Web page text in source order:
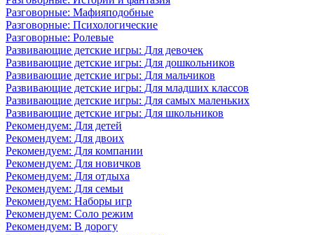
Разговорные: Мафияподобные
Разговорные: Психологические
Разговорные: Ролевые
Развивающие детские игры: Для девочек
Развивающие детские игры: Для дошкольников
Развивающие детские игры: Для мальчиков
Развивающие детские игры: Для младших классов
Развивающие детские игры: Для самых маленьких
Развивающие детские игры: Для школьников
Рекомендуем: Для детей
Рекомендуем: Для двоих
Рекомендуем: Для компании
Рекомендуем: Для новичков
Рекомендуем: Для отдыха
Рекомендуем: Для семьи
Рекомендуем: Наборы игр
Рекомендуем: Соло режим
Рекомендуем: В дорогу